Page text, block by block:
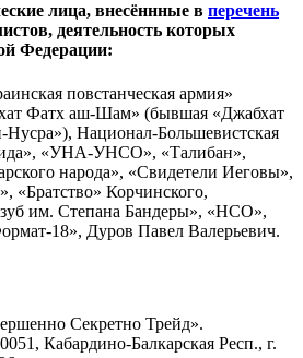
лица, внесённные в перечень
деятельность которых
Федерации:
повстанческая армия»
Фатх аш-Шам» (бывшая «Джабхат
Нусра»), Национал-Большевистская
«УНА-УНСО», «Талибан»,
народа», «Свидетели Иеговы»,
«Братство» Корчинского,
им. Степана Бандеры», «НСО»,
18», Дуров Павел Валерьевич.
Секретно Трейд».
Кабардино-Балкарская Респ., г.